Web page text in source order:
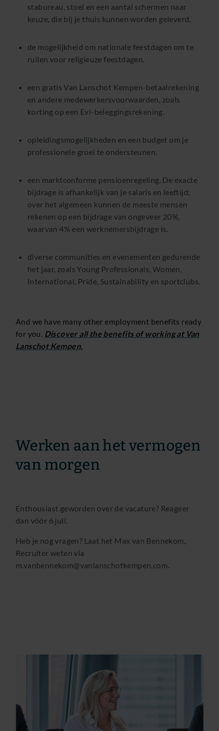
stabureau, stoel en een aantal schermen naar
keuze, die bij je thuis kunnen worden geleverd.
de mogelijkheid om nationale feestdagen om te
ruilen voor religieuze feestdagen.
een gratis Van Lanschot Kempen-betaalrekening
en andere medewerkersvoorwaarden, zoals
korting op een Evi-beleggingsrekening.
opleidingsmogelijkheden en een budget om je
professionele groei te ondersteunen.
een marktconforme pensioenregeling. De exacte
bijdrage is afhankelijk van je salaris en leeftijd;
over het algemeen kunnen de meeste mensen
rekenen op een bijdrage van ongeveer 20%,
waarvan 4% een werknemersbijdrage is.
diverse communities en evenementen gedurende
het jaar, zoals Young Professionals, Women,
International, Pride, Sustainability en sportclubs.
And we have many other employment benefits ready
for you. Discover all the benefits of working at Van
Lanschot Kempen.
Werken aan het vermogen
van morgen
Enthousiast geworden over de vacature? Reageer
dan vóór 6 juli.
Heb je nog vragen? Laat het Max van Bennekom,
Recruiter weten via
m.vanbennekom@vanlanschotkempen.com.